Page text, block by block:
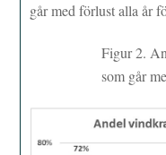
går med förlust alla år
Figur 2.
som går